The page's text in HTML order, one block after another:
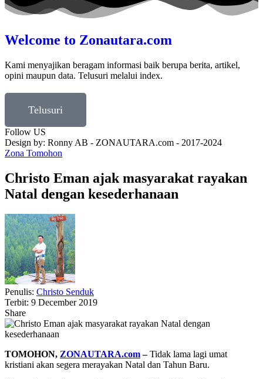
Welcome to Zonautara.com
Kami menyajikan beragam informasi baik berupa berita, artikel,
opini maupun data. Telusuri melalui index.
Telusuri
Follow US
Design by: Ronny AB - ZONAUTARA.com - 2017-2024
Zona Tomohon
Christo Eman ajak masyarakat rayakan
Natal dengan kesederhanaan
Penulis: Christo Senduk
Terbit: 9 December 2019
Share
TOMOHON, ZONAUTARA.com–Tidak lama lagi umat
kristiani akan segera merayakan Natal dan Tahun Baru.